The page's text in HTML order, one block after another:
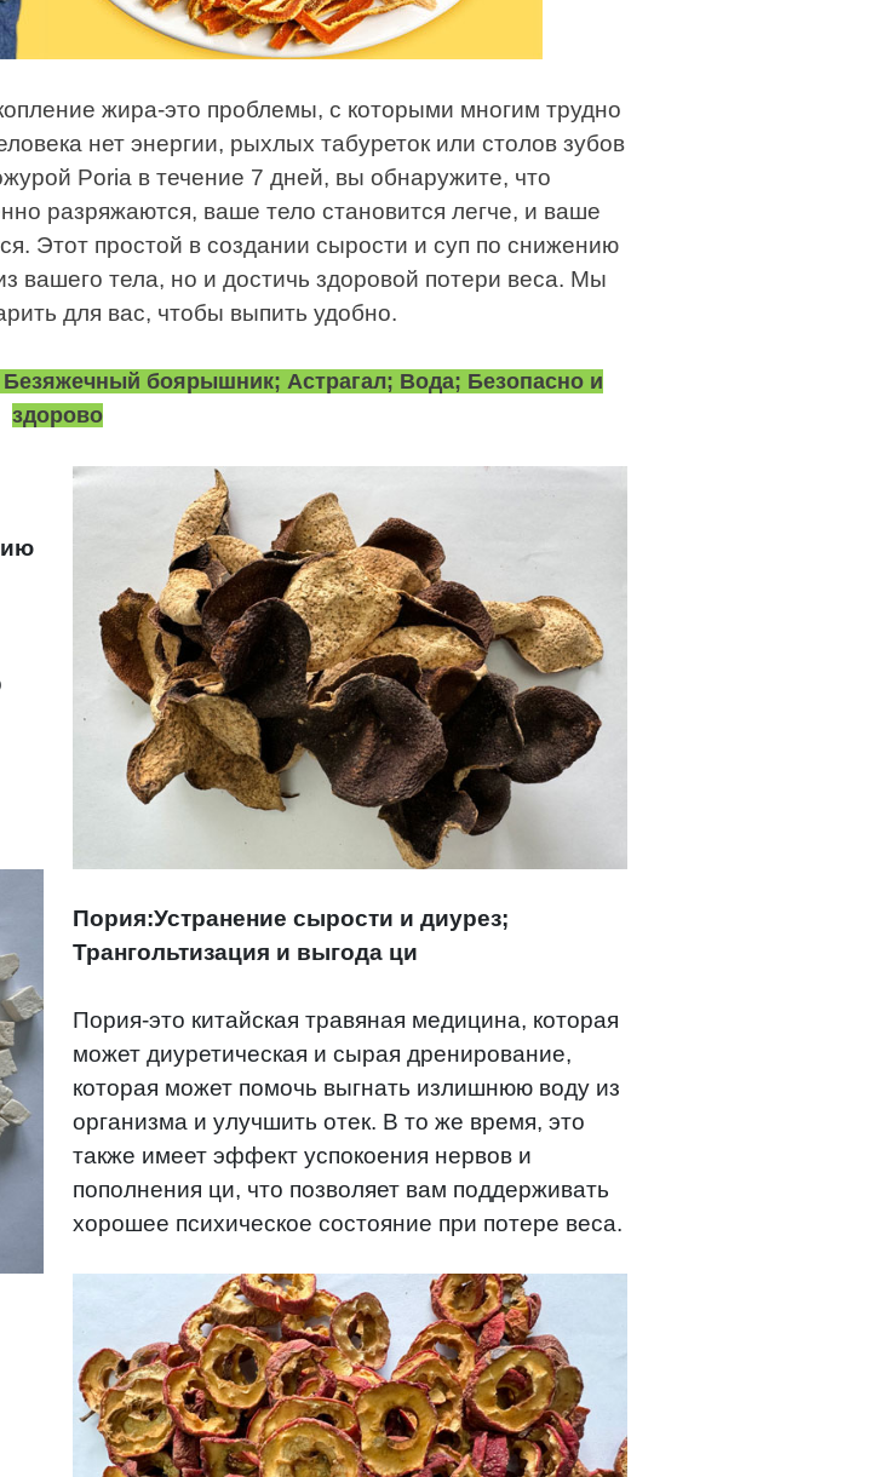
жира-это проблемы, с которыми многим трудно
нет энергии, рыхлых табуреток или столов зубов
Poria в течение 7 дней, вы обнаружите, что
разряжаются, ваше тело становится легче, и ваше
Этот простой в создании сырости и суп по снижению
вашего тела, но и достичь здоровой потери веса. Мы
для вас, чтобы выпить удобно.
боярышник; Астрагал; Вода; Безопасно и
здорово
Пория:Устранение сырости и диурез;
Трангольтизация и выгода ци
Пория-это китайская травяная медицина, которая
может диуретическая и сырая дренирование,
которая может помочь выгнать излишнюю воду из
организма и улучшить отек. В то же время, это
также имеет эффект успокоения нервов и
пополнения ци, что позволяет вам поддерживать
хорошее психическое состояние при потере веса.